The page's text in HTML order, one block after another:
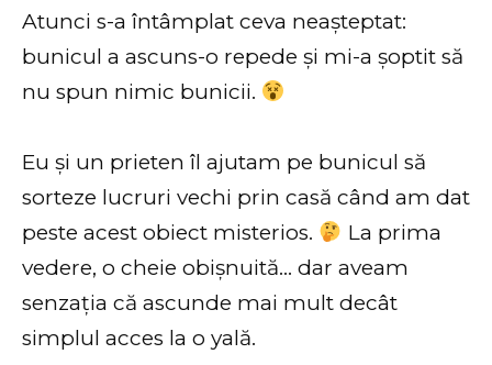
Atunci s-a întâmplat ceva neașteptat:
bunicul a ascuns-o repede și mi-a șoptit să
nu spun nimic bunicii.
Eu și un prieten îl ajutam pe bunicul să
sorteze lucruri vechi prin casă când am dat
peste acest obiect misterios.
La prima
vedere, o cheie obișnuită… dar aveam
senzația că ascunde mai mult decât
simplul acces la o yală.